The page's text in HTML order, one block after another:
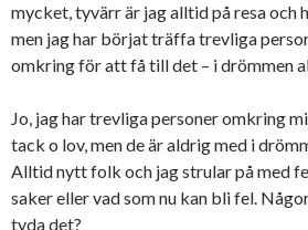
mycket, tyvärr är jag alltid på resa och
men jag har börjat träffa trevliga
omkring för att få till det – i drömmen
Jo, jag har trevliga personer omkring
tack o lov, men de är aldrig med i
Alltid nytt folk och jag strular på med
saker eller vad som nu kan bli fel.
tyda det?